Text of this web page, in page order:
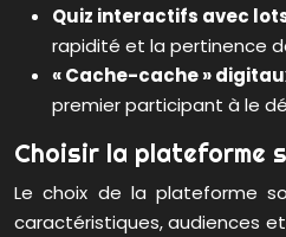
Quiz interactifs avec
rapidité et la pertinence
« Cache-cache »
premier participant à le
Choisir la plateforme
Le choix de la plateforme
caractéristiques, audiences